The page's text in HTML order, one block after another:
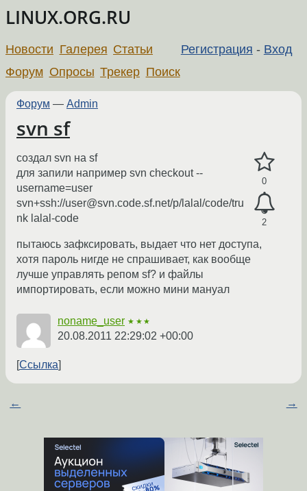
LINUX.ORG.RU
Регистрация - Вход
Новости Галерея Статьи
Форум Опросы Трекер Поиск
Форум — Admin
svn sf
0
2
создал svn на sf
для запили например svn checkout --
username=user
svn+ssh://user@svn.code.sf.net/p/lalal/code/tru
nk lalal-code
пытаюсь зафксировать, выдает что нет доступа,
хотя пароль нигде не спрашивает, как вообще
лучше управлять репом sf? и файлы
импортировать, если можно мини мануал
noname_user ★★★
20.08.2011 22:29:02 +00:00
Ссылка
← →